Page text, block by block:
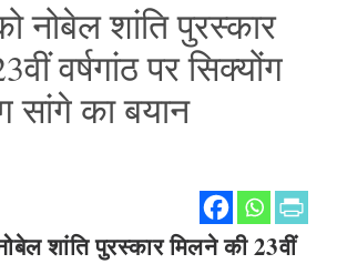
नोबेल शांति पुरस्कार
वर्षगांठ पर सिक्योंग
सांगे का बयान
शांति पुरस्कार मिलने की 23वीं